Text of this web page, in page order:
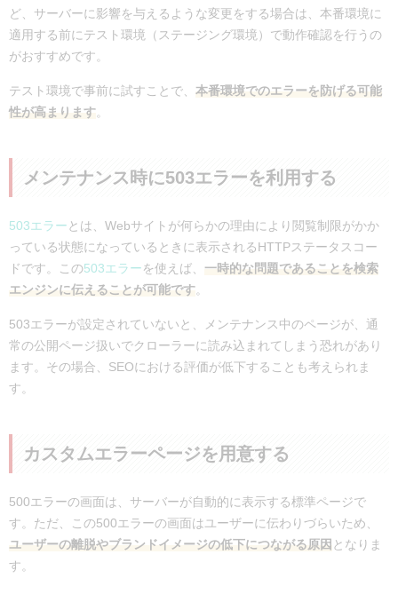
ど、サーバーに影響を与えるような変更をする場合は、本番環境に
適用する前にテスト環境（ステージング環境）で動作確認を行うの
がおすすめです。
テスト環境で事前に試すことで、 本番環境でのエラーを防げる可能
性が高まります。
メンテナンス時に503エラーを利用する
503エラーとは、Webサイトが何らかの理由により閲覧制限がかか
っている状態になっているときに表示されるHTTPステータスコー
ドです。この503エラーを使えば、 一時的な問題であることを検索
エンジンに伝えることが可能です。
503エラーが設定されていないと、メンテナンス中のページが、通
常の公開ページ扱いでクローラーに読み込まれてしまう恐れがあり
ます。その場合、SEOにおける評価が低下することも考えられま
す。
カスタムエラーページを用意する
500エラーの画面は、サーバーが自動的に表示する標準ページで
す。ただ、この500エラーの画面はユーザーに伝わりづらいため、
ユーザーの離脱やブランドイメージの低下につながる原因 となりま
す。